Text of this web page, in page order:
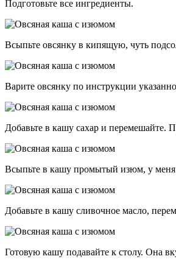
Подготовьте все ингредиенты.
Всыпьте овсянку в кипящую, чуть
Варите овсянку по инструкции
Добавьте в кашу сахар и перемешайте.
Всыпьте в кашу промытый изюм, у
Добавьте в кашу сливочное масло,
Готовую кашу подавайте к столу. Она